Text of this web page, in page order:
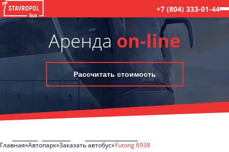
+7 (804) 333-01-44
Аренда on-line
Рассчитать стоимость
Главная Автопарк Заказать автобус Yutong 6938